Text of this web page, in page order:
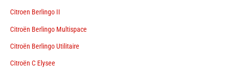
Citroen Berlingo II
Citroën Berlingo Multispace
Citroën Berlingo Utilitaire
Citroën C Elysee